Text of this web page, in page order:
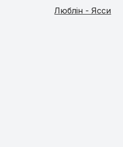
Люблін - Ясси